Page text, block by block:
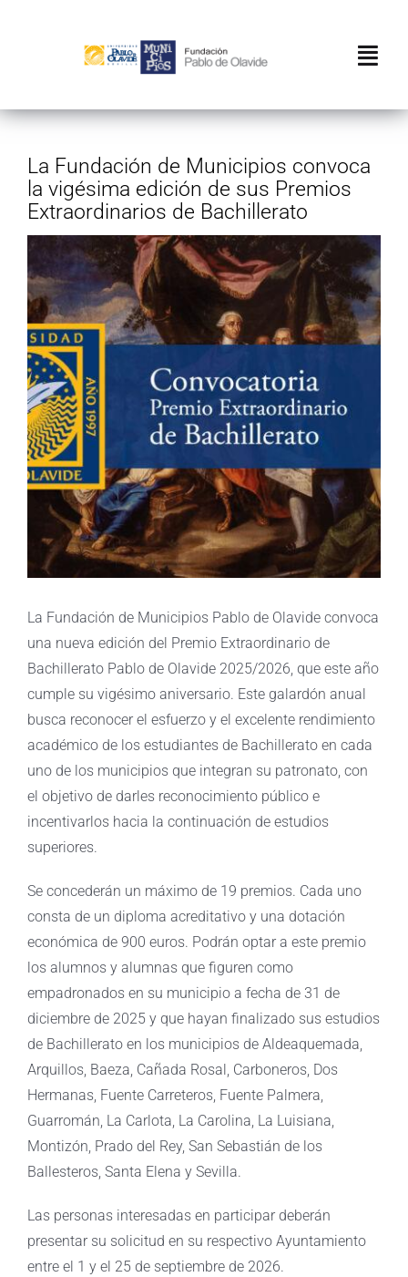
Inicio
Conócenos
Actividades
Editorial
Transparencia
La Fundación de Municipios convoca
la vigésima edición de sus Premios
Extraordinarios de Bachillerato
Ver
imagen
más
grande
La Fundación de Municipios Pablo de Olavide convoca
una nueva edición del Premio Extraordinario de
Bachillerato Pablo de Olavide 2025/2026, que este año
cumple su vigésimo aniversario. Este galardón anual
busca reconocer el esfuerzo y el excelente rendimiento
académico de los estudiantes de Bachillerato en cada
uno de los municipios que integran su patronato, con
el objetivo de darles reconocimiento público e
incentivarlos hacia la continuación de estudios
superiores.
Se concederán un máximo de 19 premios. Cada uno
consta de un diploma acreditativo y una dotación
económica de 900 euros. Podrán optar a este premio
los alumnos y alumnas que figuren como
empadronados en su municipio a fecha de 31 de
diciembre de 2025 y que hayan finalizado sus estudios
de Bachillerato en los municipios de Aldeaquemada,
Arquillos, Baeza, Cañada Rosal, Carboneros, Dos
Hermanas, Fuente Carreteros, Fuente Palmera,
Guarromán, La Carlota, La Carolina, La Luisiana,
Montizón, Prado del Rey, San Sebastián de los
Ballesteros, Santa Elena y Sevilla.
Las personas interesadas en participar deberán
presentar su solicitud en su respectivo Ayuntamiento
entre el 1 y el 25 de septiembre de 2026.